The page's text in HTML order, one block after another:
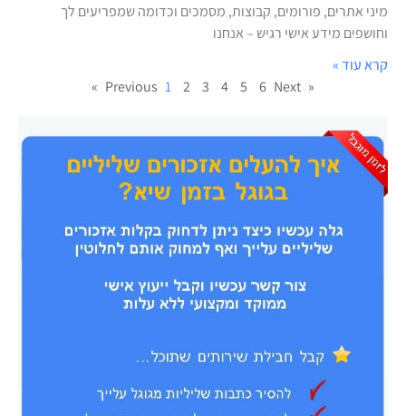
מיני אתרים, פורומים, קבוצות, מסמכים וכדומה שמפריעים לך
וחושפים מידע אישי רגיש – אנחנו
קרא עוד »
« Previous
1 2 3 4 5 6 Next »